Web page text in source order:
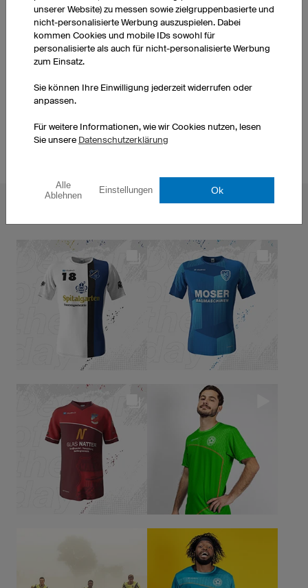
Bei owayo können Sie Ihre Fußball-Trikots vollständig
selbst gestalten. Sie können Namen, Nummern,
mehrfarbige Logos oder Vereinswappen aufbringen
und sogar Fotos sind möglich - alles bereits im Preis
unserer Website) zu messen sowie zielgruppenbasierte und
nicht-personalisierte Werbung auszuspielen. Dabei
kommen Cookies und mobile IDs sowohl für
personalisierte als auch für nicht-personalisierte Werbung
zum Einsatz.
Sie können Ihre Einwilligung jederzeit widerrufen oder
anpassen.
Für weitere Informationen, wie wir Cookies nutzen, lesen
Sie unsere Datenschutzerklärung
Alle
Ablehnen
Einstellungen Ok